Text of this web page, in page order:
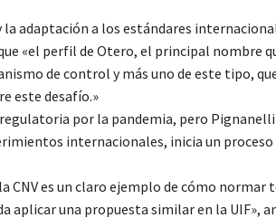
adaptación a los estándares
«el perfil de Otero, el principal nombre
de control y más uno de este tipo,
este desafío.»
por la pandemia, pero Pignanelli
internacionales, inicia un proceso
es un claro ejemplo de cómo normar
aplicar una propuesta similar en la UIF»,